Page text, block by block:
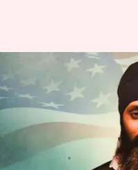
నిజ్జర్ హత్యపై
సమాచారాన్ని
ఇంటెలిజెన్స్..
వెల్లడి
Sep 24, 2023